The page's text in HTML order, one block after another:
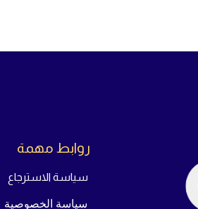
روابط مهمة
سياسة الاسترجاع
سياسة الخصوصية